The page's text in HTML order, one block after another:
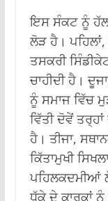
ਇਸ ਸੰਕਟ ਨੂੰ
ਲੋੜ ਹੈ।
ਤਸਕਰੀ
ਚਾਹੀਦੀ ਹੈ।
ਨੂੰ ਸਮਾਜ ਵਿੱਚ
ਵਿੱਤੀ ਦੋਵੇਂ ਤਰ੍ਹਾਂ
ਹੈ। ਤੀਜਾ,
ਕਿੱਤਾਮੁਖੀ
ਪਹਿਲਕਦਮੀਆਂ
ਧੱਕੇ ਦੇ ਕਾਰਕਾਂ